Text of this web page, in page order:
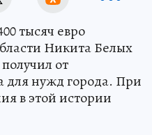
тысяч евро
Никита Белых
от
для нужд города. При
в этой истории